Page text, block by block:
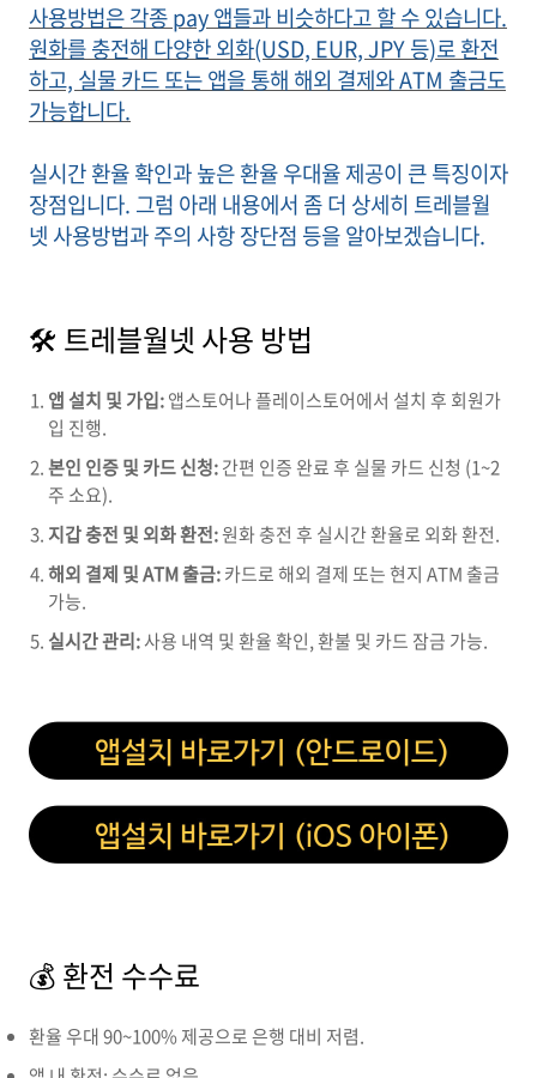
사용방법은 각종 pay 앱들과 비슷하다고 할 수 있습니다.
원화를 충전해 다양한 외화(USD, EUR, JPY 등)로 환전
하고, 실물 카드 또는 앱을 통해 해외 결제와 ATM 출금도
가능합니다.
실시간 환율 확인과 높은 환율 우대율 제공이 큰 특징이자
장점입니다. 그럼 아래 내용에서 좀 더 상세히 트레블월
넷 사용방법과 주의 사항 장단점 등을 알아보겠습니다.
🛠 트레블월넷 사용 방법
앱 설치 및 가입:앱스토어나 플레이스토어에서 설치 후 회원가
입 진행.
본인 인증 및 카드 신청:간편 인증 완료 후 실물 카드 신청 (1~2
주 소요).
지갑 충전 및 외화 환전:원화 충전 후 실시간 환율로 외화 환전.
해외 결제 및 ATM 출금:카드로 해외 결제 또는 현지 ATM 출금
가능.
실시간 관리:사용 내역 및 환율 확인, 환불 및 카드 잠금 가능.
💰 환전 수수료
환율 우대 90~100% 제공으로 은행 대비 저렴.